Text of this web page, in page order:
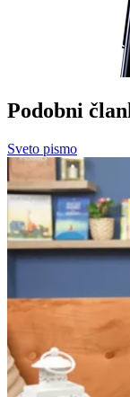
Podobni
Sveto pismo